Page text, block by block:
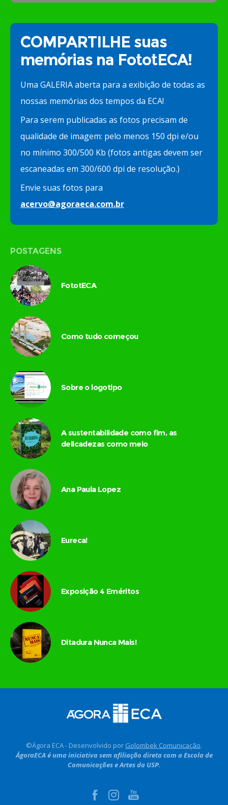
COMPARTILHE suas
memórias na FototECA!
Uma GALERIA aberta para a exibição de todas as
nossas memórias dos tempos da ECA!
Para serem publicadas as fotos precisam de
qualidade de imagem: pelo menos 150 dpi e/ou
no mínimo 300/500 Kb (fotos antigas devem ser
escaneadas em 300/600 dpi de resolução.)
Envie suas fotos para
acervo@agoraeca.com.br
POSTAGENS
FototECA
Como tudo começou
Sobre o logotipo
A sustentabilidade como fim, as
delicadezas como meio
Ana Paula Lopez
Eureca!
Exposição 4 Eméritos
Ditadura Nunca Mais!
©Ágora ECA - Desenvolvido por Golombek Comunicação.
ÁgoraECA é uma iniciativa sem afiliação direta com a Escola de
Comunicações e Artes da USP.